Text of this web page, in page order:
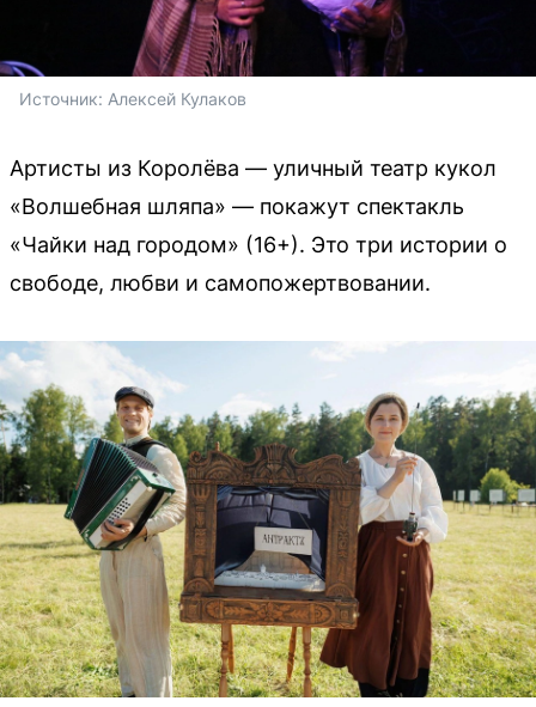
Источник: Алексей Кулаков
Артисты из Королёва — уличный театр кукол
«Волшебная шляпа» — покажут спектакль
«Чайки над городом» (16+). Это три истории о
свободе, любви и самопожертвовании.